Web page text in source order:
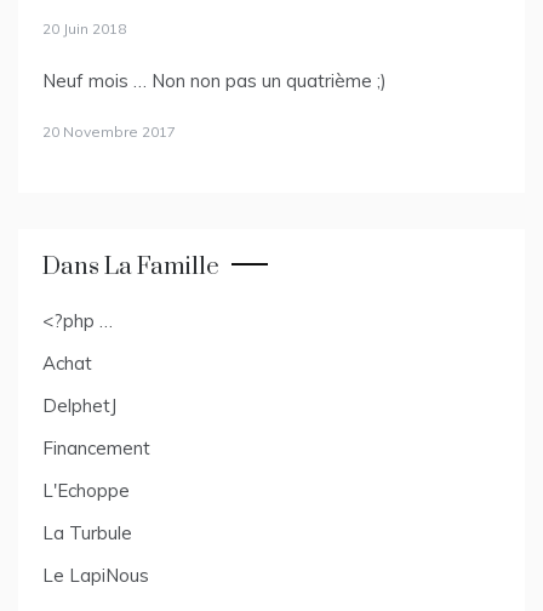
20 Juin 2018
Neuf mois … Non non pas un quatrième ;)
20 Novembre 2017
Dans La Famille
<?php …
Achat
DelphetJ
Financement
L'Echoppe
La Turbule
Le LapiNous